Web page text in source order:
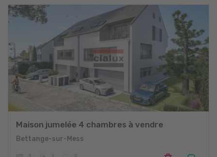
Maison jumelée 4 chambres à vendre
Bettange-sur-Mess